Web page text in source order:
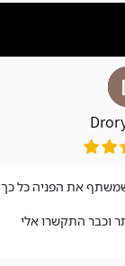
את הפניה כל כך
וכבר התקשרו אלי